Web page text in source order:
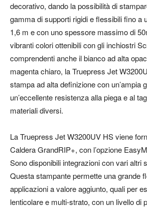
decorativo, dando la possibilità di
gamma di supporti rigidi e flessibili fino a
1,6 m e con uno spessore massimo di
vibranti colori ottenibili con gli inchiostri
comprendenti anche il bianco ad alta
magenta chiaro, la Truepress Jet
stampa ad alta definizione con un’ampia
un’eccellente resistenza alla piega e al
materiali diversi.
La Truepress Jet W3200UV HS viene
Caldera GrandRIP+, con l’opzione
Sono disponibili integrazioni con vari altri
Questa stampante permette una grande
applicazioni a valore aggiunto, quali per
lenticolare e multi-strato, con un livello di